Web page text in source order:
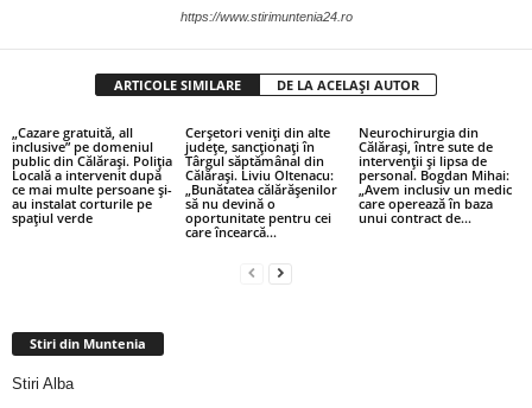
https://www.stirimuntenia24.ro
ARTICOLE SIMILARE DE LA ACELAȘI AUTOR
„Cazare gratuită, all
inclusive” pe domeniul
public din Călărași. Poliția
Locală a intervenit după
ce mai multe persoane și-
au instalat corturile pe
spațiul verde
Cerșetori veniți din alte
județe, sancționați în
Târgul săptămânal din
Călărași. Liviu Oltenacu:
„Bunătatea călărășenilor
să nu devină o
oportunitate pentru cei
care încearcă...
Neurochirurgia din
Călărași, între sute de
intervenții și lipsa de
personal. Bogdan Mihai:
„Avem inclusiv un medic
care operează în baza
unui contract de...
Stiri din Muntenia
Stiri Alba